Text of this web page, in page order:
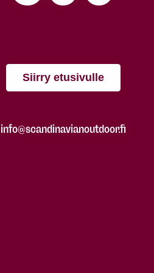
Siirry etusivulle
info@scandinavianoutdoor.fi